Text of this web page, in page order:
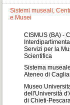
Sistemi museali,
e Musei
CISMUS (BA) -
Servizi per la
Scientifica
Sistema
Ateneo di
Museo
dell'Università
di Chieti-